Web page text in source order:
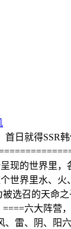
首日就得SSR
呈现的世界里
世界里水、火
选召的天命
六大阵营
、雷、阴、阳